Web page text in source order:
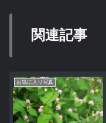
関連記事
お気に入り写真